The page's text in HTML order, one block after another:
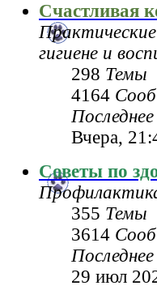
Счастливая
гигиене и
298 Темы
4164
Вчера,
Советы по
355 Темы
3614
29 июл